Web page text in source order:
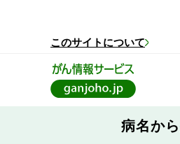
このサイトについて
病名か